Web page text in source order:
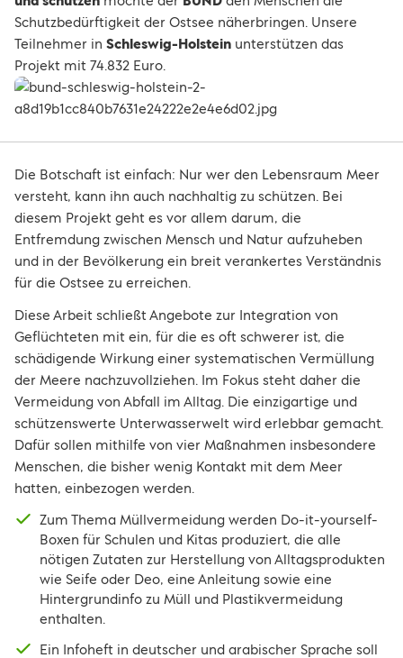
Schutzbedürftigkeit der Ostsee näherbringen. Unsere
Teilnehmer in Schleswig-Holstein unterstützen das
Projekt mit 74.832 Euro.
Die Botschaft ist einfach: Nur wer den Lebensraum Meer
versteht, kann ihn auch nachhaltig zu schützen. Bei
diesem Projekt geht es vor allem darum, die
Entfremdung zwischen Mensch und Natur aufzuheben
und in der Bevölkerung ein breit verankertes Verständnis
für die Ostsee zu erreichen.
Diese Arbeit schließt Angebote zur Integration von
Geflüchteten mit ein, für die es oft schwerer ist, die
schädigende Wirkung einer systematischen Vermüllung
der Meere nachzuvollziehen. Im Fokus steht daher die
Vermeidung von Abfall im Alltag. Die einzigartige und
schützenswerte Unterwasserwelt wird erlebbar gemacht.
Dafür sollen mithilfe von vier Maßnahmen insbesondere
Menschen, die bisher wenig Kontakt mit dem Meer
hatten, einbezogen werden.
Zum Thema Müllvermeidung werden Do-it-yourself-
Boxen für Schulen und Kitas produziert, die alle
nötigen Zutaten zur Herstellung von Alltagsprodukten
wie Seife oder Deo, eine Anleitung sowie eine
Hintergrundinfo zu Müll und Plastikvermeidung
enthalten.
Ein Infoheft in deutscher und arabischer Sprache soll